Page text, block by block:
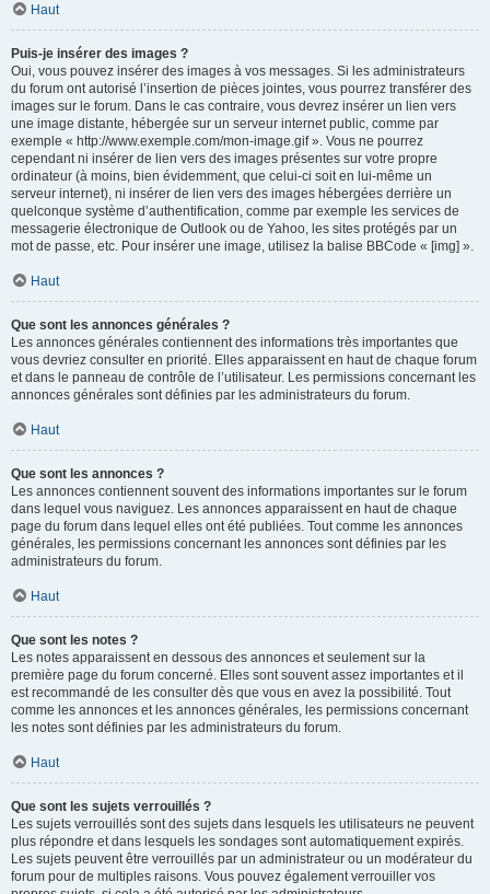
Haut
Puis-je insérer des images ?
Oui, vous pouvez insérer des images à vos messages. Si les administrateurs
du forum ont autorisé l’insertion de pièces jointes, vous pourrez transférer des
images sur le forum. Dans le cas contraire, vous devrez insérer un lien vers
une image distante, hébergée sur un serveur internet public, comme par
exemple « http://www.exemple.com/mon-image.gif ». Vous ne pourrez
cependant ni insérer de lien vers des images présentes sur votre propre
ordinateur (à moins, bien évidemment, que celui-ci soit en lui-même un
serveur internet), ni insérer de lien vers des images hébergées derrière un
quelconque système d’authentification, comme par exemple les services de
messagerie électronique de Outlook ou de Yahoo, les sites protégés par un
mot de passe, etc. Pour insérer une image, utilisez la balise BBCode « [img] ».
Haut
Que sont les annonces générales ?
Les annonces générales contiennent des informations très importantes que
vous devriez consulter en priorité. Elles apparaissent en haut de chaque forum
et dans le panneau de contrôle de l’utilisateur. Les permissions concernant les
annonces générales sont définies par les administrateurs du forum.
Haut
Que sont les annonces ?
Les annonces contiennent souvent des informations importantes sur le forum
dans lequel vous naviguez. Les annonces apparaissent en haut de chaque
page du forum dans lequel elles ont été publiées. Tout comme les annonces
générales, les permissions concernant les annonces sont définies par les
administrateurs du forum.
Haut
Que sont les notes ?
Les notes apparaissent en dessous des annonces et seulement sur la
première page du forum concerné. Elles sont souvent assez importantes et il
est recommandé de les consulter dès que vous en avez la possibilité. Tout
comme les annonces et les annonces générales, les permissions concernant
les notes sont définies par les administrateurs du forum.
Haut
Que sont les sujets verrouillés ?
Les sujets verrouillés sont des sujets dans lesquels les utilisateurs ne peuvent
plus répondre et dans lesquels les sondages sont automatiquement expirés.
Les sujets peuvent être verrouillés par un administrateur ou un modérateur du
forum pour de multiples raisons. Vous pouvez également verrouiller vos